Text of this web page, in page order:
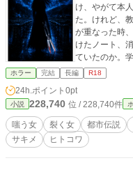
け、やがて本
た。けれど、
が重なった時
けたノート、
ていたのか。
かに口を開ける
ホラー 完結 長編 R18
24h.ポイント 0pt
小説 228,740 位 / 228,740件
嗤う女 裂く女 都市伝説
サキメ
ヒトコワ